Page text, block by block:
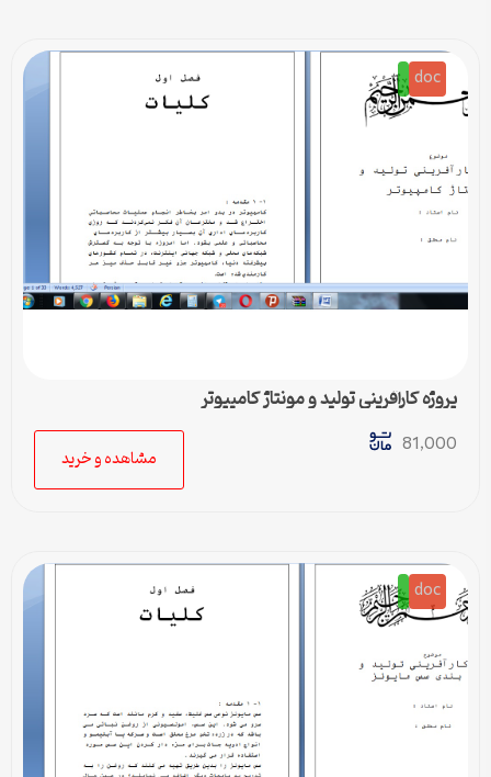
doc
پروژه کارآفرینی تولید و مونتاژ کامپیوتر
81,000
مشاهده و خرید
doc